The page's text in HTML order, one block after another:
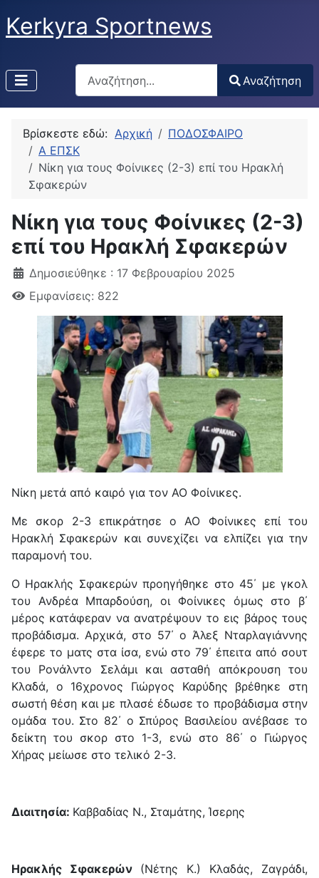
Kerkyra Sportnews
Αναζήτηση
Type 2 or more characters for results.
Αναζήτηση
Βρίσκεστε εδώ: Αρχική
ΠΟΔΟΣΦΑΙΡΟ
Α ΕΠΣΚ
Νίκη για τους Φοίνικες (2-3) επί του Ηρακλή
Σφακερών
Νίκη για τους Φοίνικες (2-3)
επί του Ηρακλή Σφακερών
Δημοσιεύθηκε : 17 Φεβρουαρίου 2025
Εμφανίσεις: 822
Νίκη μετά από καιρό για τον ΑΟ Φοίνικες.
Με σκορ 2-3 επικράτησε ο ΑΟ Φοίνικες επί του
Ηρακλή Σφακερών και συνεχίζει να ελπίζει για την
παραμονή του.
Ο Ηρακλής Σφακερών προηγήθηκε στο 45΄ με γκολ
του Ανδρέα Μπαρδούση, οι Φοίνικες όμως στο β΄
μέρος κατάφεραν να ανατρέψουν το εις βάρος τους
προβάδισμα. Αρχικά, στο 57΄ ο Άλεξ Νταρλαγιάννης
έφερε το ματς στα ίσα, ενώ στο 79΄ έπειτα από σουτ
του Ρονάλντο Σελάμι και ασταθή απόκρουση του
Κλαδά, ο 16χρονος Γιώργος Καρύδης βρέθηκε στη
σωστή θέση και με πλασέ έδωσε το προβάδισμα στην
ομάδα του. Στο 82΄ ο Σπύρος Βασιλείου ανέβασε το
δείκτη του σκορ στο 1-3, ενώ στο 86΄ ο Γιώργος
Χήρας μείωσε στο τελικό 2-3.
Διαιτησία: Καββαδίας Ν., Σταμάτης, Ίσερης
Ηρακλής Σφακερών (Νέτης Κ.) Κλαδάς, Ζαγράδι,